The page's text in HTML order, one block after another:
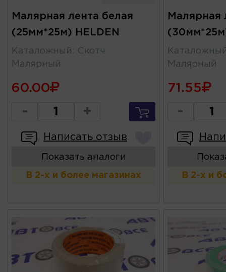
Малярная лента белая
(25мм*25м) HELDEN
Каталожный : Скотч
Малярный
60.00
- +
Написать отзыв
Показать аналоги
В 2-х и более магазинах
Малярная
Малярный
71.55
-
В 2-х и